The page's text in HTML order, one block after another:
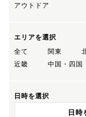
アウトドア
エリアを選択
全て
関東
近畿
中国・四国
日時を選択
日時